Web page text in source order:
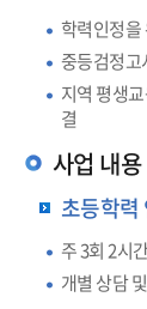
학력인정을
중등검정고
지역 평생
결
사업 내용
초등학력
주 3회 2시
개별 상담